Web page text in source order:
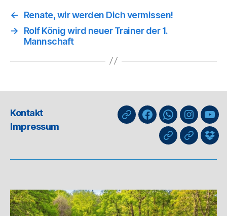
←
Renate, wir werden Dich vermissen!
→
Rolf König wird neuer Trainer der 1.
Mannschaft
Kontakt
Impressum
nuLigaFacebookWhatsApp-
Kanal
GIPHYThreads